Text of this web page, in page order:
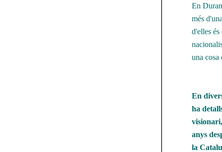
En
més
d'elles
una cosa
En
ha
anys
la